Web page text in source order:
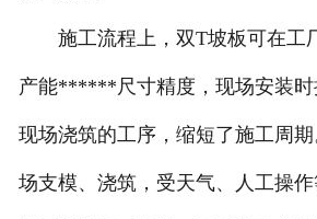
施工流程上，双T坡板可在工
产能******尺寸精度，现场安装时
现场浇筑的工序，缩短了施工周
场支模、浇筑，受天气、人工操作